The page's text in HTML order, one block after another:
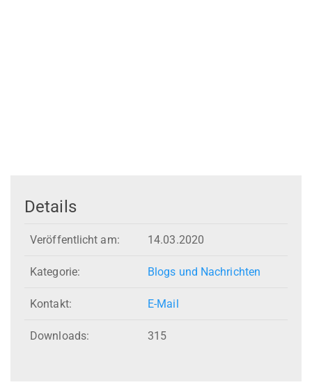
Details
Veröffentlicht am: 14.03.2020
Kategorie: Blogs und Nachrichten
Kontakt: E-Mail
Downloads: 315